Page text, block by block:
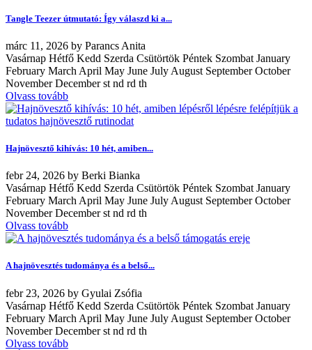
Tangle Teezer útmutató: Így válaszd ki a...
márc 11, 2026 by Parancs Anita
Vasárnap Hétfő Kedd Szerda Csütörtök Péntek Szombat January
February March April May June July August September October
November December st nd rd th
Olvass tovább
Hajnövesztő kihívás: 10 hét, amiben...
febr 24, 2026 by Berki Bianka
Vasárnap Hétfő Kedd Szerda Csütörtök Péntek Szombat January
February March April May June July August September October
November December st nd rd th
Olvass tovább
A hajnövesztés tudománya és a belső...
febr 23, 2026 by Gyulai Zsófia
Vasárnap Hétfő Kedd Szerda Csütörtök Péntek Szombat January
February March April May June July August September October
November December st nd rd th
Olvass tovább